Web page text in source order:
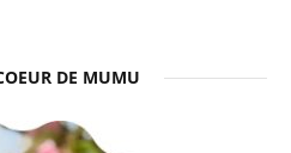
DE MUMU